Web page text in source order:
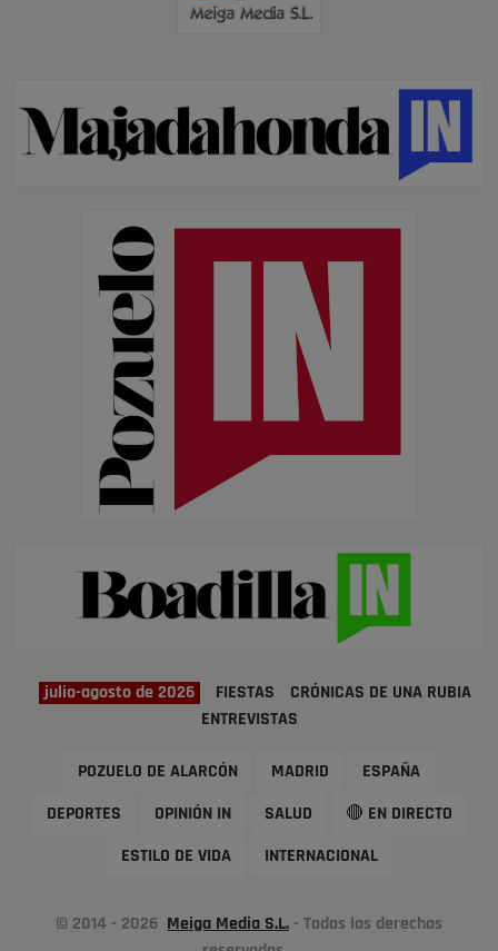
julio-agosto de 2026 FIESTAS
CRÓNICAS DE UNA RUBIA
ENTREVISTAS
POZUELO DE ALARCÓN MADRID ESPAÑA
DEPORTES OPINIÓN IN SALUD 🔴 EN DIRECTO
ESTILO DE VIDA INTERNACIONAL
© 2014 - 2026 Meiga Media S.L. - Todos los derechos